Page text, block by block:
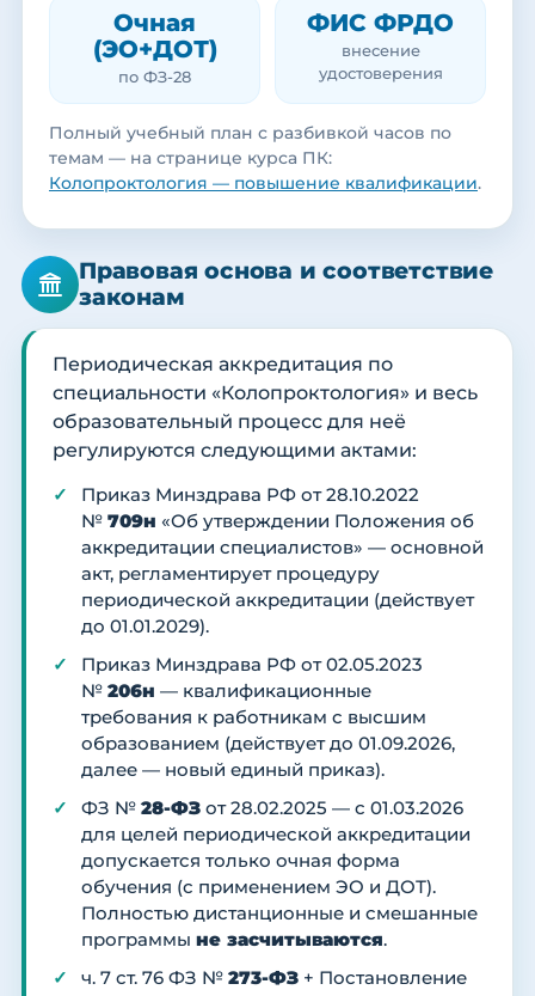
Очная
(ЭО+ДОТ)
по ФЗ-28
ФИС ФРДО
внесение
удостоверения
Полный учебный план с разбивкой часов по
темам — на странице курса ПК:
Колопроктология — повышение квалификации.
Правовая основа и соответствие
законам
Периодическая аккредитация по
специальности «Колопроктология» и весь
образовательный процесс для неё
регулируются следующими актами:
Приказ Минздрава РФ от 28.10.2022
№ 709н «Об утверждении Положения об
аккредитации специалистов» — основной
акт, регламентирует процедуру
периодической аккредитации (действует
до 01.01.2029).
Приказ Минздрава РФ от 02.05.2023
№ 206н — квалификационные
требования к работникам с высшим
образованием (действует до 01.09.2026,
далее — новый единый приказ).
ФЗ № 28-ФЗ от 28.02.2025 — с 01.03.2026
для целей периодической аккредитации
допускается только очная форма
обучения (с применением ЭО и ДОТ).
Полностью дистанционные и смешанные
программы не засчитываются.
ч. 7 ст. 76 ФЗ № 273-ФЗ + Постановление